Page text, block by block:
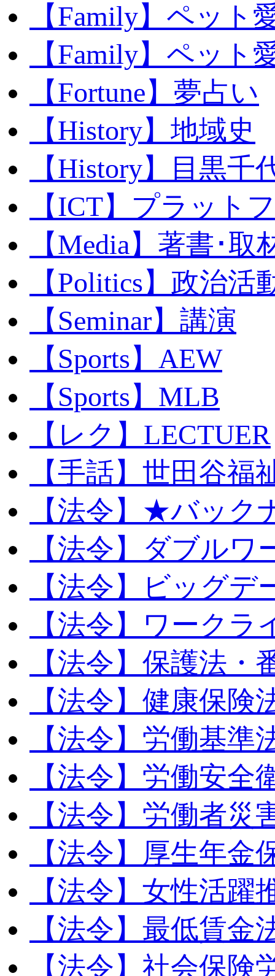
【Family】ペット
【Family】ペット
【Fortune】夢占い
【History】地域史
【History】目黒千
【ICT】プラット
【Media】著書･取
【Politics】政治活
【Seminar】講演
【Sports】AEW
【Sports】MLB
【レク】LECTUER
【手話】世田谷福
【法令】★バック
【法令】ダブルワ
【法令】ビッグデ
【法令】ワークラ
【法令】保護法・
【法令】健康保険
【法令】労働基準
【法令】労働安全
【法令】労働者災
【法令】厚生年金
【法令】女性活躍
【法令】最低賃金
【法令】社会保険